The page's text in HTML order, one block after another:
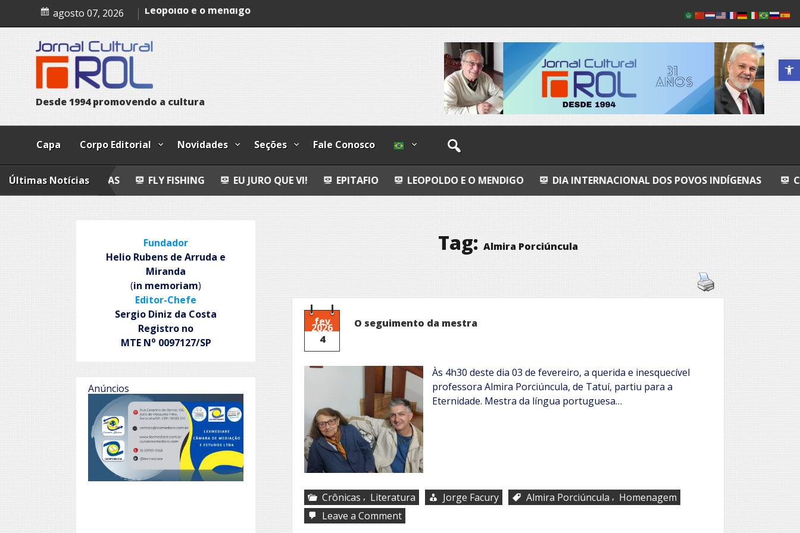
Abrir a
content
agosto 07, 2026
Epitafio
Leopoldo e o mendigo
Dia Internacional dos Povos
Desde1994 promovendo a cultura
Capa Corpo Editorial Novidades Seções Fale Conosco
Últimas Notícias
POEMAS FLY FISHING EU JURO QUE VI! EPITAFIO LEOPOLDO E O MENDIGO DIA INTERNACIONAL DOS POVOS INDÍGENAS COSMOS
Tag: Almira Porciúncula
fev
2026
4
O seguimento da mestra
Às 4h30 deste dia 03 de fevereiro, a querida e inesquecível
professora Almira Porciúncula, de Tatuí, partiu para a
Eternidade. Mestra da língua portuguesa…
Crônicas , Literatura Jorge Facury Almira Porciúncula , Homenagem
Leave a Commenton
O
Fundador
Helio Rubens de Arruda e
Miranda
(in memoriam)
Editor-Chefe
Sergio Diniz da Costa
Registro no
MTE No 0097127/SP
Anúncios